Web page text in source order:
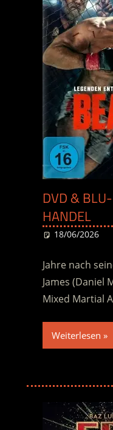
DVD &
HANDEL
18/06/2026
Jahre nach
James (Daniel
Mixed Martial
Weiterlesen